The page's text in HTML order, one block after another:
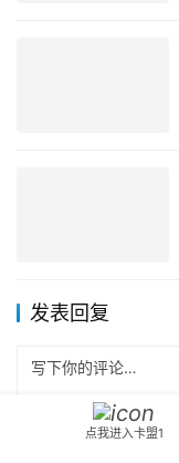
发表回复
点我进入卡盟1